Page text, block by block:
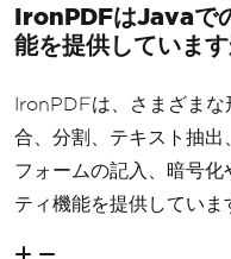
IronPDFはJavaで
能を提供しています
IronPDFは、さまざま
合、分割、テキスト抽出
フォームの記入、暗号化
ティ機能を提供していま